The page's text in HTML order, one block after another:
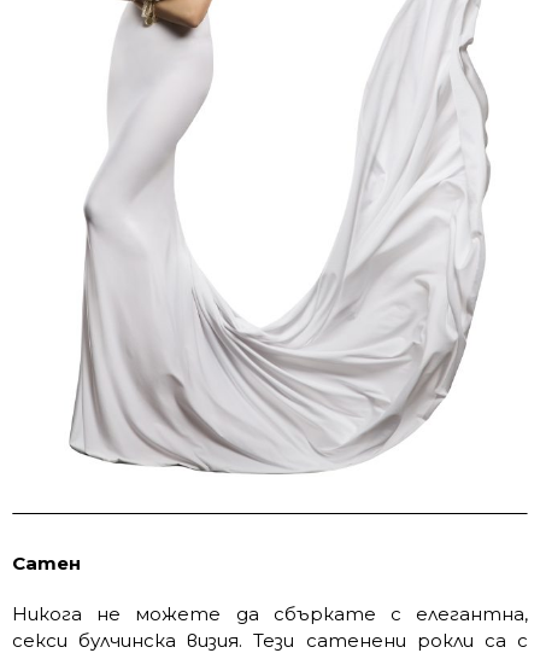
Сатен
Никога не можете да сбъркате с елегантна,
секси булчинска визия. Тези сатенени рокли са с